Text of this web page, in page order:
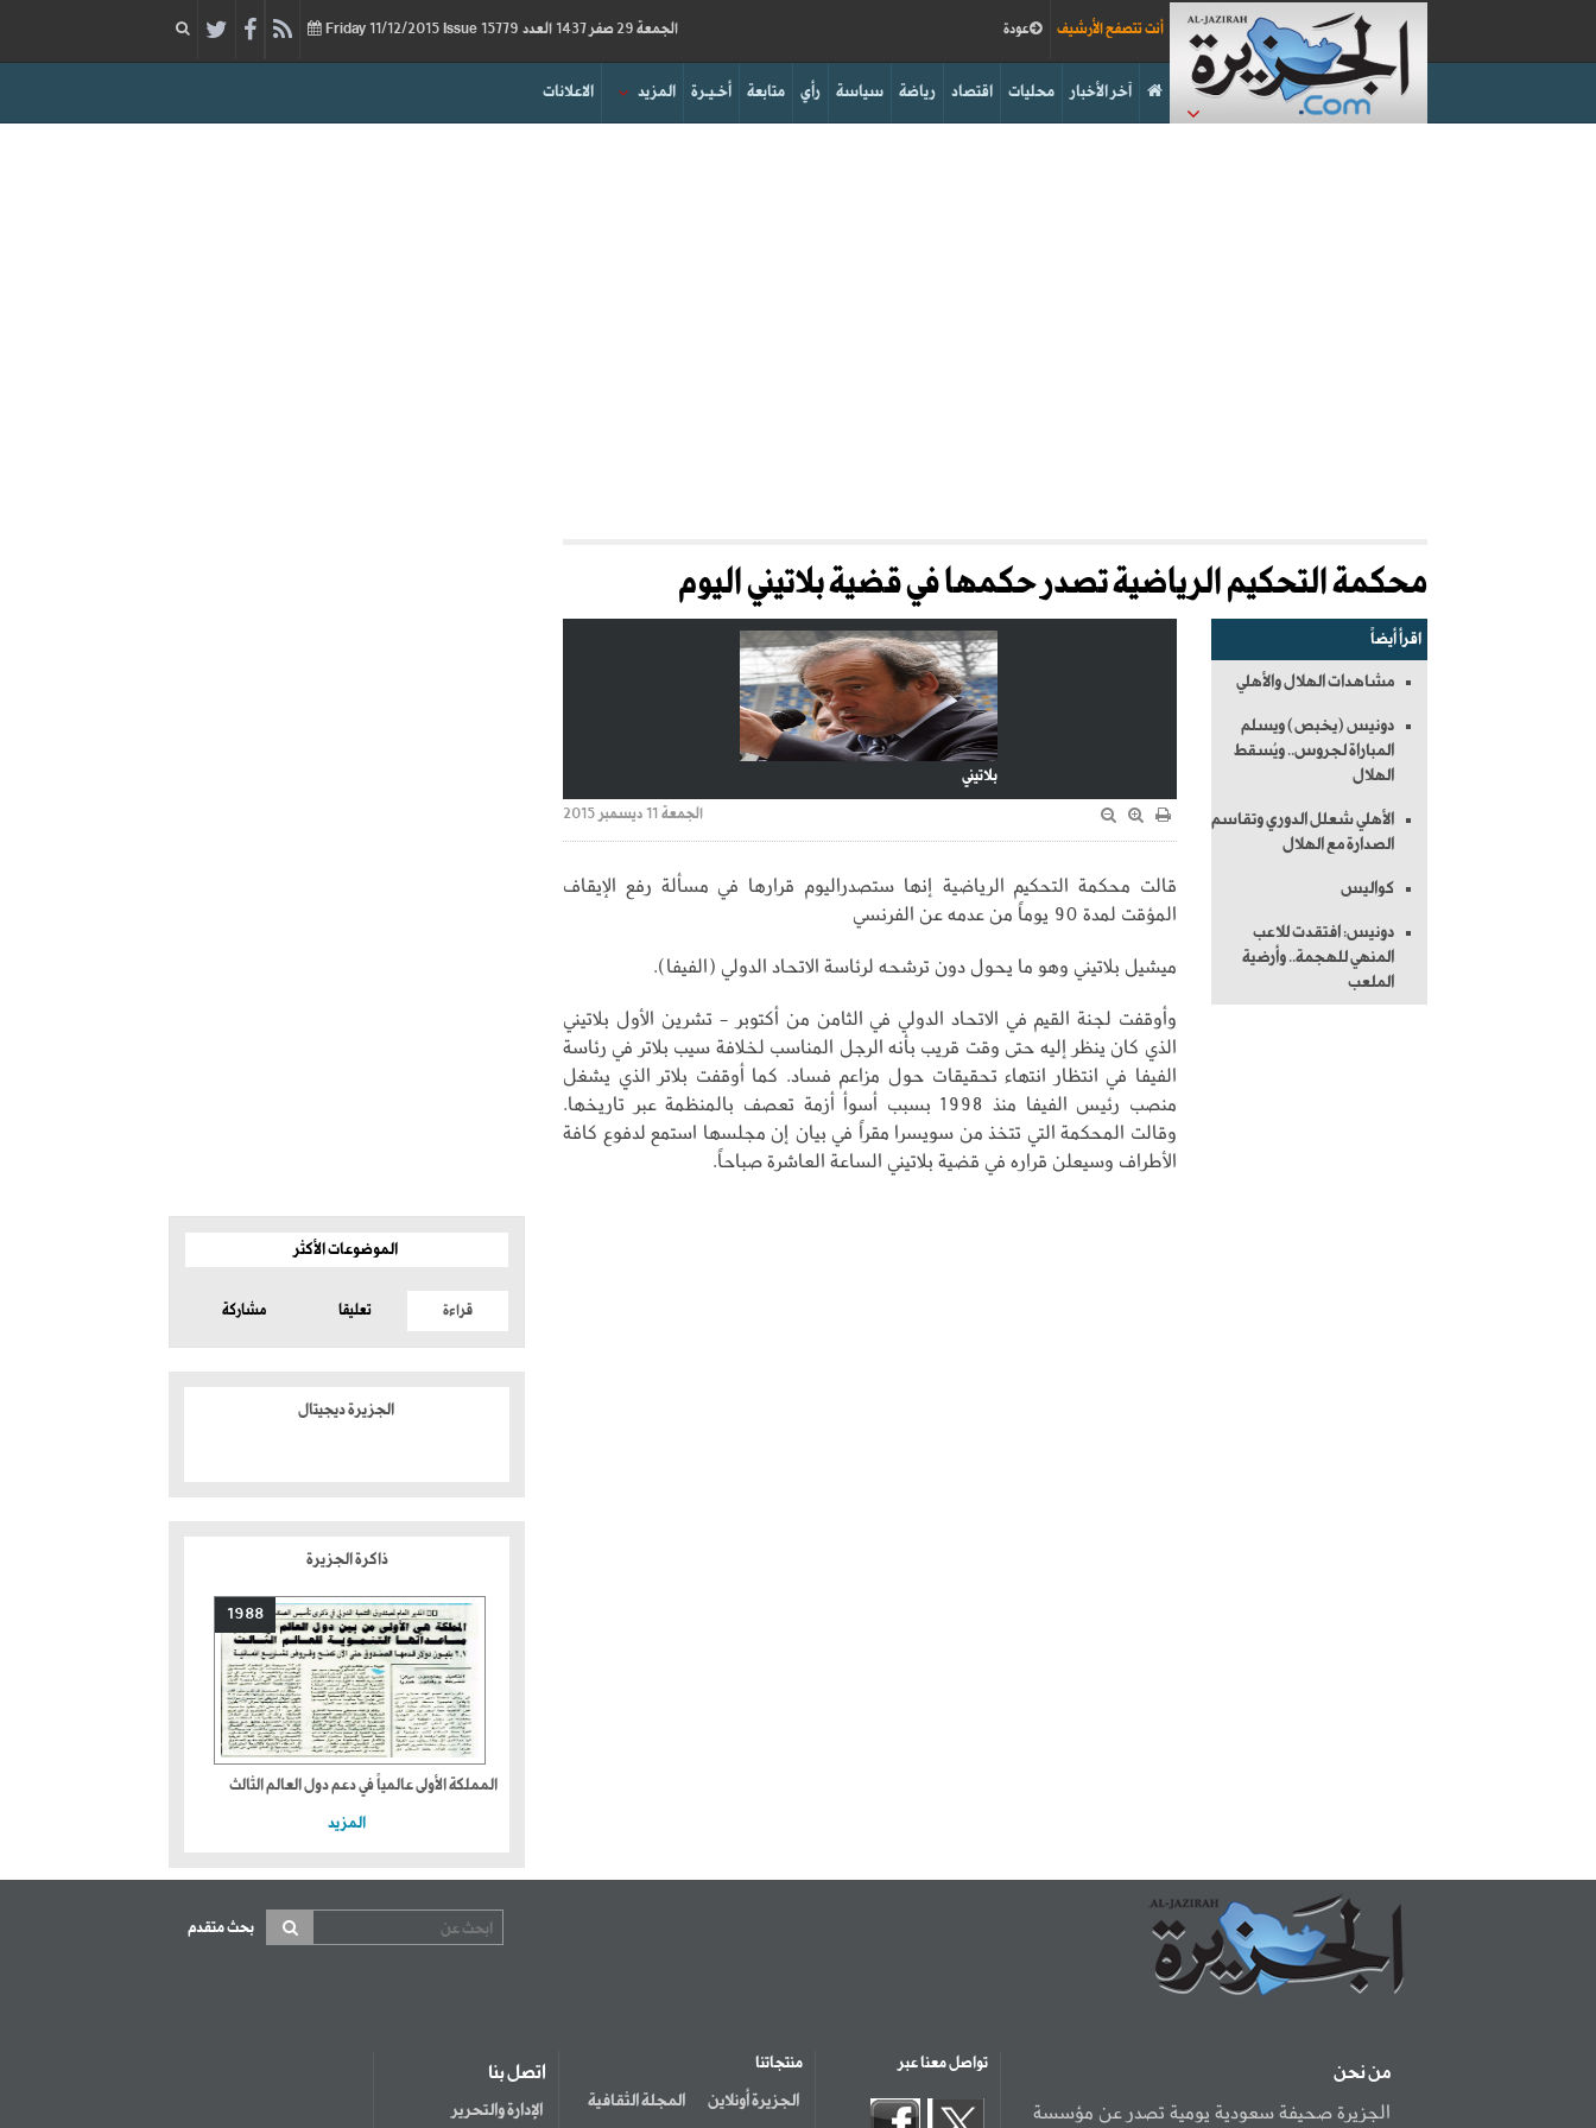
الجمعة 29 صفر 1437 العدد 15779 11/12/2015 Issue عودة أنت تتصفح الأرشيف
الاعلانات المزيد أخـيـرة متابعة رأي سياسة رياضة اقتصاد محليات آخر الأخبار
محكمة التحكيم الرياضية تصدر حكمها في قضية بلاتيني اليوم
اقرأ أيضاً
مشاهدات الهلال والأهلي
دونيس (يخبص) ويسلم
المباراة لجروس.. ويُسقط
الهلال
الأهلي شعلل الدوري وتقاسم
الصدارة مع الهلال
كواليس
دونيس: افتقدت للاعب
المنهي للهجمة.. وأرضية
الملعب
بلاتيني
الجمعة 11 ديسمبر 2015
قالت محكمة التحكيم الرياضية إنها ستصدراليوم قرارها في مسألة رفع الإيقاف
المؤقت لمدة 90 يوماً من عدمه عن الفرنسي
ميشيل بلاتيني وهو ما يحول دون ترشحه لرئاسة الاتحاد الدولي (الفيفا).
وأوقفت لجنة القيم في الاتحاد الدولي في الثامن من أكتوبر - تشرين الأول بلاتيني
الذي كان ينظر إليه حتى وقت قريب بأنه الرجل المناسب لخلافة سيب بلاتر في رئاسة
الفيفا في انتظار انتهاء تحقيقات حول مزاعم فساد. كما أوقفت بلاتر الذي يشغل
منصب رئيس الفيفا منذ 1998 بسبب أسوأ أزمة تعصف بالمنظمة عبر تاريخها.
وقالت المحكمة التي تتخذ من سويسرا مقراً في بيان إن مجلسها استمع لدفوع كافة
الأطراف وسيعلن قراره في قضية بلاتيني الساعة العاشرة صباحاً.
الموضوعات الأكثر
قراءة تعليقا مشاركة
الجزيرة ديجيتال
ذاكرة الجزيرة
1988
المملكة الأولى عالمياً في دعم دول العالم الثالث
المزيد
بحث متقدم
من نحن
الجزيرة صحيفة سعودية يومية تصدر عن مؤسسة
تواصل معنا عبر منتجاتنا
الجزيرة أونلاين المجلة الثقافية
اتصل بنا
الإدارة والتحرير